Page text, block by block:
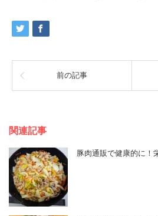
前の記事
関連記事
豚肉通販で健康的に！